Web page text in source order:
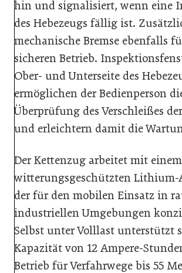
hin und signalisiert, wenn eine
des Hebezeugs fällig ist.
mechanische Bremse ebenfalls
sicheren Betrieb.
Ober- und Unterseite des
ermöglichen der Bedienperson
Überprüfung des Verschleißes
und erleichtern damit die
Der Kettenzug arbeitet mit einem
witterungsgeschützten Lithium-
der für den mobilen Einsatz in
industriellen Umgebungen
Selbst unter Volllast unterstützt
Kapazität von 12 Ampere-
Betrieb für Verfahrwege bis 55